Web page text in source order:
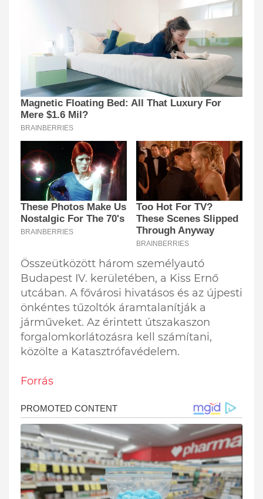
Összeütközött három személyautó
Budapest IV. kerületében, a Kiss Ernő
utcában. A fővárosi hivatásos és az újpesti
önkéntes tűzoltók áramtalanítják a
járműveket. Az érintett útszakaszon
forgalomkorlátozásra kell számítani,
közölte a Katasztrófavédelem.
Forrás